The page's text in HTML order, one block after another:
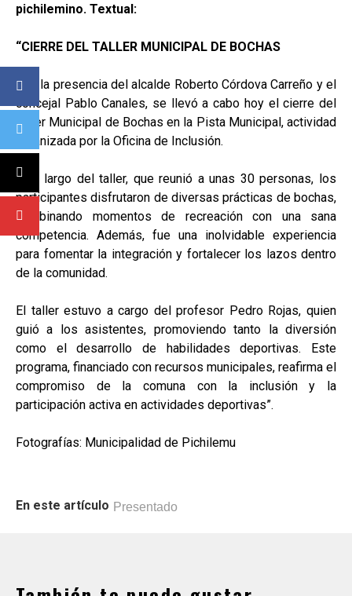
pichilemino. Textual:
“CIERRE DEL TALLER MUNICIPAL DE BOCHAS
Con la presencia del alcalde Roberto Córdova Carreño y el
concejal Pablo Canales, se llevó a cabo hoy el cierre del
Taller Municipal de Bochas en la Pista Municipal, actividad
organizada por la Oficina de Inclusión.
A lo largo del taller, que reunió a unas 30 personas, los
participantes disfrutaron de diversas prácticas de bochas,
combinando momentos de recreación con una sana
competencia. Además, fue una inolvidable experiencia
para fomentar la integración y fortalecer los lazos dentro
de la comunidad.
El taller estuvo a cargo del profesor Pedro Rojas, quien
guió a los asistentes, promoviendo tanto la diversión
como el desarrollo de habilidades deportivas. Este
programa, financiado con recursos municipales, reafirma el
compromiso de la comuna con la inclusión y la
participación activa en actividades deportivas”.
Fotografías: Municipalidad de Pichilemu
En este artículo Presentado